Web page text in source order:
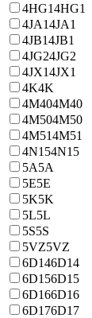
4HG14HG1
4JA14JA1
4JB14JB1
4JG24JG2
4JX14JX1
4K4K
4M404M40
4M504M50
4M514M51
4N154N15
5A5A
5E5E
5K5K
5L5L
5S5S
5VZ5VZ
6D146D14
6D156D15
6D166D16
6D176D17